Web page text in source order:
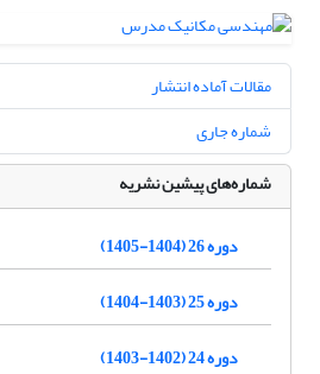
مقالات آماده انتشار
شماره جاری
شماره‌های پیشین نشریه
دوره 26 (1404-1405)
دوره 25 (1403-1404)
دوره 24 (1402-1403)